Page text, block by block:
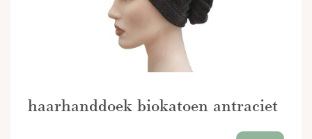
haarhanddoek biokatoen antraciet